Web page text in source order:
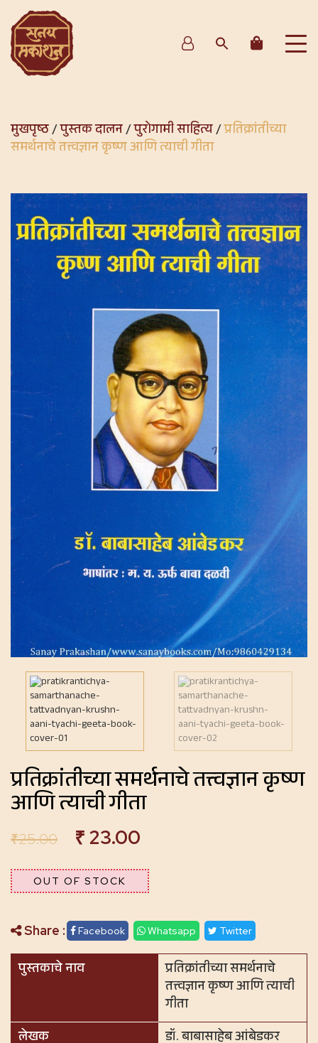
मुखपृष्ठ/पुस्तक दालन/पुरोगामी साहित्य/प्रतिक्रांतीच्या
समर्थनाचे तत्त्वज्ञान कृष्ण आणि त्याची गीता
प्रतिक्रांतीच्या समर्थनाचे तत्त्वज्ञान कृष्ण
आणि त्याची गीता
₹25.00 ₹ 23.00
OUT OF STOCK
Share : Facebook Whatsapp Twitter
पुस्तकाचे नाव
प्रतिक्रांतीच्या समर्थनाचे
तत्त्वज्ञान कृष्ण आणि त्याची
गीता
लेखक
डॉ. बाबासाहेब आंबेडकर